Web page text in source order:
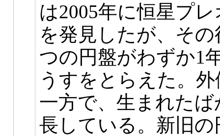
は2005年に恒星プ
を発見したが、そ
つの円盤がわずか1
うすをとらえた。
一方で、生まれた
長している。新旧